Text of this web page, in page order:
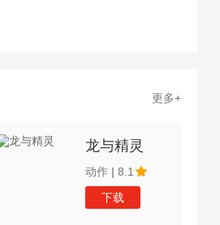
更多+
龙与精灵
动作 | 8.1
下载